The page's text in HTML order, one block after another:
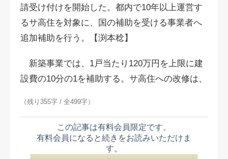
請受け付けを開始した。都内で10年以上運営す
るサ高住を対象に、国の補助を受ける事業者へ
追加補助を行う。【渕本稔】
新築事業では、1戸当たり120万円を上限に建
設費の10分の1を補助する。サ高住への改修は、
（残り355字 / 全499字）
この記事は有料会員限定です。
有料会員になると続きをお読みいただけま
す。